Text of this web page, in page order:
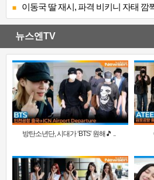
이동국 딸 재시, 파격 비키니 자태
뉴스엔TV
방탄소년단, 시대가 ‘BTS’ 원해🎵 ..